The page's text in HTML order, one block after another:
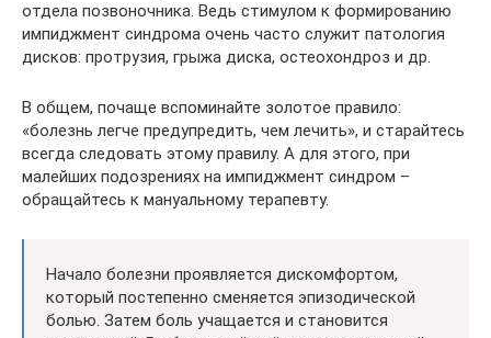
отдела позвоночника. Ведь стимулом к формированию
импиджмент синдрома очень часто служит патология
дисков: протрузия, грыжа диска, остеохондроз и др.
В общем, почаще вспоминайте золотое правило:
«болезнь легче предупредить, чем лечить», и старайтесь
всегда следовать этому правилу. А для этого, при
малейших подозрениях на импиджмент синдром –
обращайтесь к мануальному терапевту.
Начало болезни проявляется дискомфортом,
который постепенно сменяется эпизодической
болью. Затем боль учащается и становится